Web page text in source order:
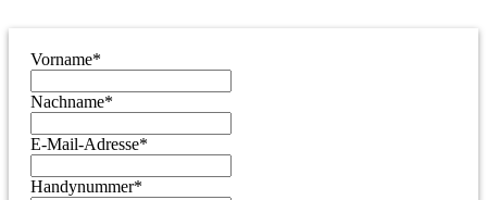
Vorname*
Nachname*
E-Mail-Adresse*
Handynummer*